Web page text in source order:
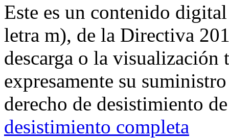
Este es un contenido
letra m), de la Directiva
descarga o la visualización
expresamente su
derecho de desistimiento
desistimiento completa